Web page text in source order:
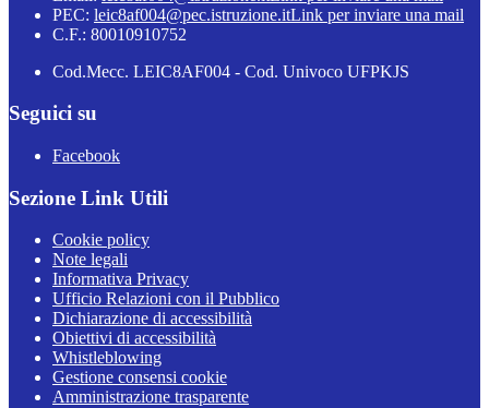
PEC: leic8af004@pec.istruzione.itLink per inviare una mail
C.F.: 80010910752
Cod.Mecc. LEIC8AF004 - Cod. Univoco UFPKJS
Seguici su
Facebook
Sezione Link Utili
Cookie policy
Note legali
Informativa Privacy
Ufficio Relazioni con il Pubblico
Dichiarazione di accessibilità
Obiettivi di accessibilità
Whistleblowing
Gestione consensi cookie
Amministrazione trasparente